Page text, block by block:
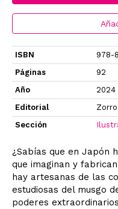
ISBN
978-
Páginas
92
Año
2024
Editorial
Sección
¿Sabías que en Japón
que imaginan y
hay artesanas de las
estudiosas del musgo
poderes